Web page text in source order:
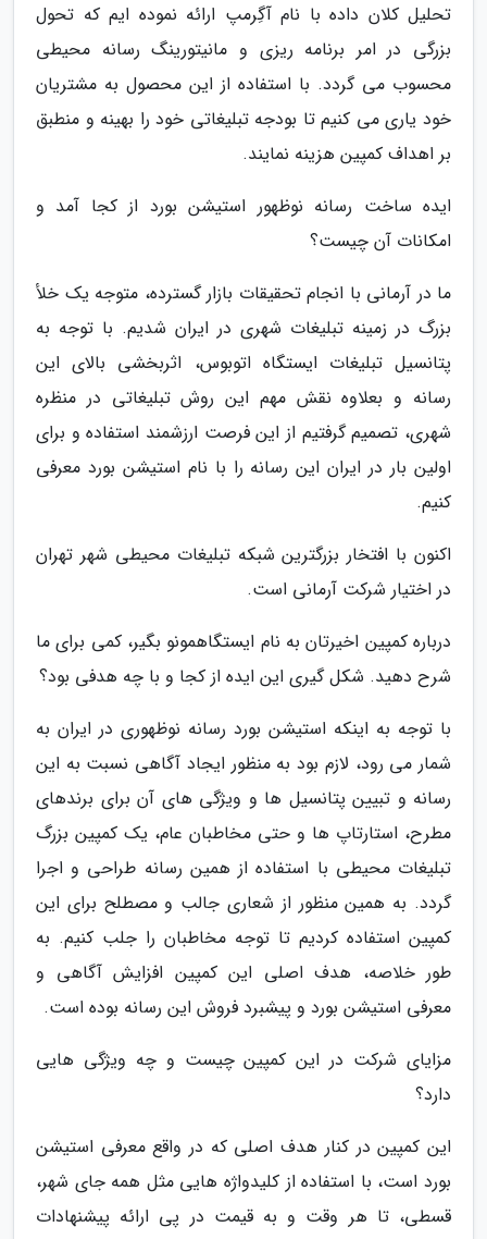
تحلیل کلان داده با نام آگِرمپ ارائه نموده ایم که تحول
بزرگی در امر برنامه ریزی و مانیتورینگ رسانه محیطی
محسوب می گردد. با استفاده از این محصول به مشتریان
خود یاری می کنیم تا بودجه تبلیغاتی خود را بهینه و منطبق
بر اهداف کمپین هزینه نمایند.
ایده ساخت رسانه نوظهور استیشن بورد از کجا آمد و
امکانات آن چیست؟
ما در آرمانی با انجام تحقیقات بازار گسترده، متوجه یک خلأ
بزرگ در زمینه تبلیغات شهری در ایران شدیم. با توجه به
پتانسیل تبلیغات ایستگاه اتوبوس، اثربخشی بالای این
رسانه و بعلاوه نقش مهم این روش تبلیغاتی در منظره
شهری، تصمیم گرفتیم از این فرصت ارزشمند استفاده و برای
اولین بار در ایران این رسانه را با نام استیشن بورد معرفی
کنیم.
اکنون با افتخار بزرگترین شبکه تبلیغات محیطی شهر تهران
در اختیار شرکت آرمانی است.
درباره کمپین اخیرتان به نام ایستگاهمونو بگیر، کمی برای ما
شرح دهید. شکل گیری این ایده از کجا و با چه هدفی بود؟
با توجه به اینکه استیشن بورد رسانه نوظهوری در ایران به
شمار می رود، لازم بود به منظور ایجاد آگاهی نسبت به این
رسانه و تبیین پتانسیل ها و ویژگی های آن برای برندهای
مطرح، استارتاپ ها و حتی مخاطبان عام، یک کمپین بزرگ
تبلیغات محیطی با استفاده از همین رسانه طراحی و اجرا
گردد. به همین منظور از شعاری جالب و مصطلح برای این
کمپین استفاده کردیم تا توجه مخاطبان را جلب کنیم. به
طور خلاصه، هدف اصلی این کمپین افزایش آگاهی و
معرفی استیشن بورد و پیشبرد فروش این رسانه بوده است.
مزایای شرکت در این کمپین چیست و چه ویژگی هایی
دارد؟
این کمپین در کنار هدف اصلی که در واقع معرفی استیشن
بورد است، با استفاده از کلیدواژه هایی مثل همه جای شهر،
قسطی، تا هر وقت و به قیمت در پی ارائه پیشنهادات